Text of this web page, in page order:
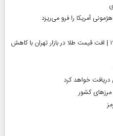
آمریکا را فرو می‌ریزد
قیمت طلا و سکه امروز ۱۱ مرداد ۱۴۰۵ | افت قیمت طلا در بازار تهران با کاهش
دریافت خواهد کرد